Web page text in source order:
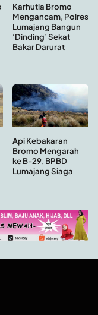
Karhutla Bromo
Mengancam, Polres
Lumajang Bangun
‘Dinding’ Sekat
Bakar Darurat
Api Kebakaran
Bromo Mengarah
ke B-29, BPBD
Lumajang Siaga